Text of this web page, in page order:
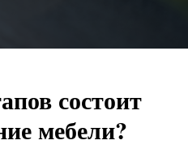
состоит
мебели?